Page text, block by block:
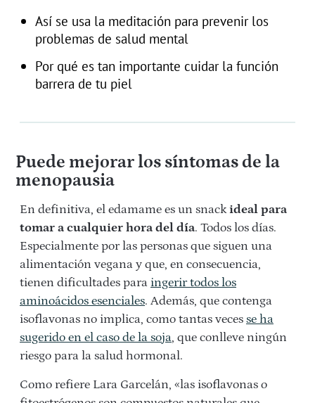
Así se usa la meditación para prevenir los
problemas de salud mental
Por qué es tan importante cuidar la función
barrera de tu piel
Puede mejorar los síntomas de la
menopausia
En definitiva, el edamame es un snack ideal para
tomar a cualquier hora del día. Todos los días.
Especialmente por las personas que siguen una
alimentación vegana y que, en consecuencia,
tienen dificultades para ingerir todos los
aminoácidos esenciales. Además, que contenga
isoflavonas no implica, como tantas veces se ha
sugerido en el caso de la soja, que conlleve ningún
riesgo para la salud hormonal.
Como refiere Lara Garcelán, «las isoflavonas o